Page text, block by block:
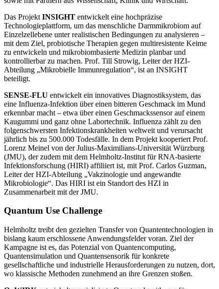
Das Projekt INSIGHT entwickelt eine hochpräzise
Technologieplattform, um das menschliche Darmmikrobiom auf
Einzelzellebene unter realistischen Bedingungen zu analysieren –
mit dem Ziel, probiotische Therapien gegen multiresistente Keime
zu entwickeln und mikrobiombasierte Medizin planbar und
kontrollierbar zu machen. Prof. Till Strowig, Leiter der HZI-
Abteilung „Mikrobielle Immunregulation“, ist an INSIGHT
beteiligt.
SENSE-FLU entwickelt ein innovatives Diagnostiksystem, das
eine Influenza-Infektion über einen bitteren Geschmack im Mund
erkennbar macht – etwa über einen Geschmackssensor auf einem
Kaugummi und ganz ohne Labortechnik. Influenza zählt zu den
folgenschwersten Infektionskrankheiten weltweit und verursacht
jährlich bis zu 500.000 Todesfälle. In dem Projekt kooperiert Prof.
Lorenz Meinel von der Julius-Maximilians-Universität Würzburg
(JMU), der zudem mit dem Helmholtz-Institut für RNA-basierte
Infektionsforschung (HIRI) affiliiert ist, mit Prof. Carlos Guzman,
Leiter der HZI-Abteilung „Vakzinologie und angewandte
Mikrobiologie“. Das HIRI ist ein Standort des HZI in
Zusammenarbeit mit der JMU.
Quantum Use Challenge
Helmholtz treibt den gezielten Transfer von Quantentechnologien in
bislang kaum erschlossene Anwendungsfelder voran. Ziel der
Kampagne ist es, das Potenzial von Quantencomputing,
Quantensimulation und Quantensensorik für konkrete
gesellschaftliche und industrielle Herausforderungen zu nutzen, dort,
wo klassische Methoden zunehmend an ihre Grenzen stoßen.